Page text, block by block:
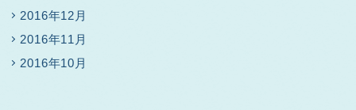
2016年12月
2016年11月
2016年10月